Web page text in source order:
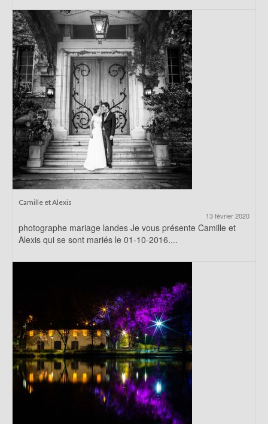
Camille et Alexis
13 février 2020
photographe mariage landes Je vous présente Camille et
Alexis qui se sont mariés le 01-10-2016....